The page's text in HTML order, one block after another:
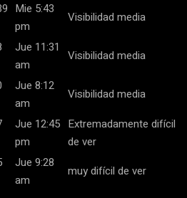
Mie 5:43
pm
Visibilidad media
Jue 11:31
am
Visibilidad media
Jue 8:12
am
Visibilidad media
Jue 12:45
pm
Extremadamente difícil
de ver
Jue 9:28
am
muy difícil de ver